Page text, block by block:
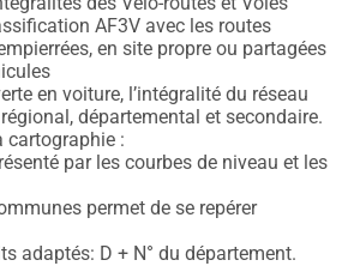
AF3V avec les routes
en site propre ou partagées
en voiture, l’intégralité du réseau
départemental et secondaire.
cartographie :
par les courbes de niveau et les
permet de se repérer
adaptés: D + N° du département.